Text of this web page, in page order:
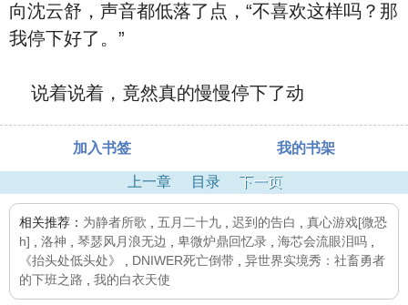
向沈云舒，声音都低落了点，“不喜欢这样吗？那
我停下好了。”
说着说着，竟然真的慢慢停下了动
加入书签 我的书架
上一章 目录 下一页
相关推荐： 为静者所歌 五月二十九 迟到的告白
真心游戏[微恐
h]
洛神 琴瑟风月浪无边 卑微炉鼎回忆录 海芯会流眼泪吗
《抬头处低头处》
DNIWER死亡倒带
异世界实境秀：社畜勇者
的下班之路
我的白衣天使